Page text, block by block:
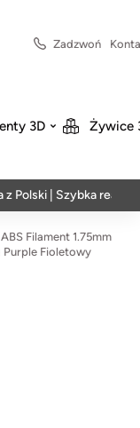
Zadzwoń
3D Żywice
| Szybka realizacja w
Filament 1.75mm
Purple Fioletowy